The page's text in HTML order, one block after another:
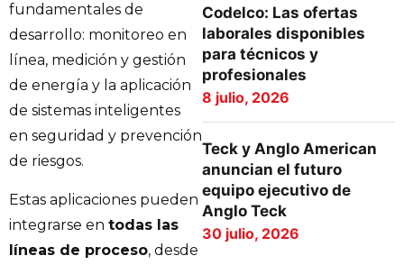
fundamentales de
desarrollo: monitoreo en
línea, medición y gestión
de energía y la aplicación
de sistemas inteligentes
en seguridad y prevención
de riesgos.
Estas aplicaciones pueden
integrarse en todas las
líneas de proceso, desde
Codelco: Las ofertas
laborales disponibles
para técnicos y
profesionales
8 julio, 2026
Teck y Anglo American
anuncian el futuro
equipo ejecutivo de
Anglo Teck
30 julio, 2026